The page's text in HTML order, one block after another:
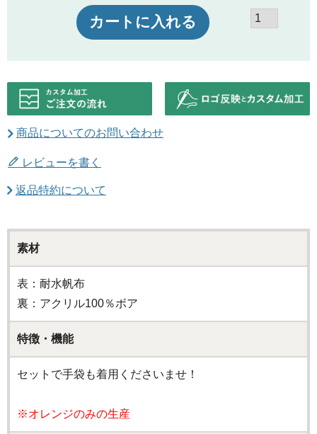
カートに入れる
商品についてのお問い合わせ
レビューを書く
返品特約について
素材
表：耐水帆布
裏：アクリル100％ボア
特徴・機能
セットで手袋も着用くださいませ！
※オレンジのみの生産